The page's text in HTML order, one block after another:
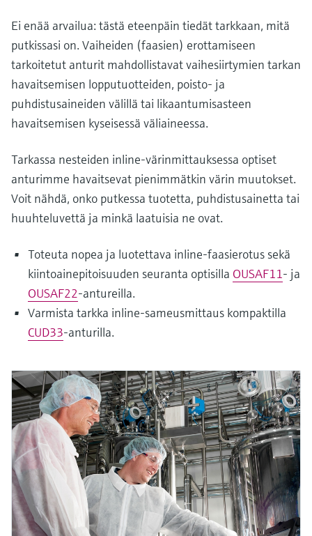
Ei enää arvailua: tästä eteenpäin tiedät tarkkaan, mitä
putkissasi on. Vaiheiden (faasien) erottamiseen
tarkoitetut anturit mahdollistavat vaihesiirtymien tarkan
havaitsemisen lopputuotteiden, poisto- ja
puhdistusaineiden välillä tai likaantumisasteen
havaitsemisen kyseisessä väliaineessa.
Tarkassa nesteiden inline-värinmittauksessa optiset
anturimme havaitsevat pienimmätkin värin muutokset.
Voit nähdä, onko putkessa tuotetta, puhdistusainetta tai
huuhteluvettä ja minkä laatuisia ne ovat.
Toteuta nopea ja luotettava inline-faasierotus sekä
kiintoainepitoisuuden seuranta optisilla OUSAF11- ja
OUSAF22-antureilla.
Varmista tarkka inline-sameusmittaus kompaktilla
CUD33-anturilla.